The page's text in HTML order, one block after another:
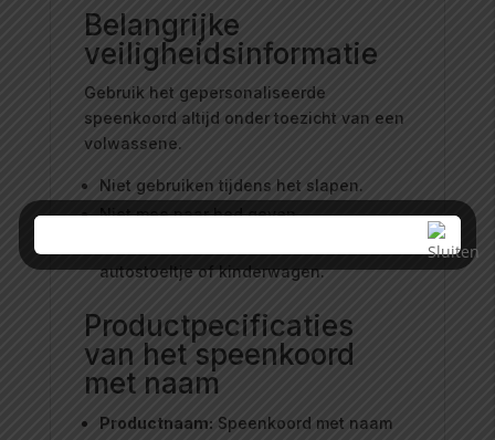
Belangrijke
veiligheidsinformatie
Gebruik het gepersonaliseerde
speenkoord altijd onder toezicht van een
volwassene.
Niet gebruiken tijdens het slapen.
Niet mee naar bed geven.
autostoeltje of kinderwagen.
Productpecificaties
van het speenkoord
met naam
Productnaam: Speenkoord met naam